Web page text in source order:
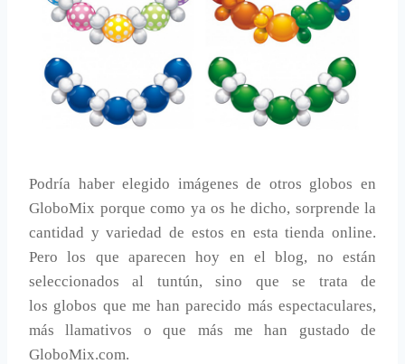
Podría haber elegido imágenes de otros globos en
GloboMix porque como ya os he dicho, sorprende la
cantidad y variedad de estos en esta tienda online.
Pero los que aparecen hoy en el blog, no están
seleccionados al tuntún, sino que se trata de
los globos que me han parecido más espectaculares,
más llamativos o que más me han gustado de
GloboMix.com.